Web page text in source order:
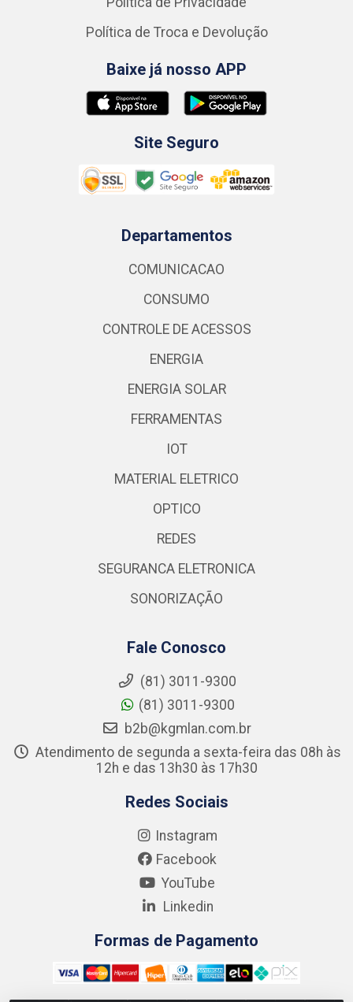
Política de Troca e Devolução
Baixe já nosso APP
Site Seguro
Departamentos
COMUNICACAO
CONSUMO
CONTROLE DE ACESSOS
ENERGIA
ENERGIA SOLAR
FERRAMENTAS
IOT
MATERIAL ELETRICO
OPTICO
REDES
SEGURANCA ELETRONICA
SONORIZAÇÃO
Fale Conosco
(81) 3011-9300
(81) 3011-9300
b2b@kgmlan.com.br
Atendimento de segunda a sexta-feira das 08h às
12h e das 13h30 às 17h30
Redes Sociais
Instagram
Facebook
YouTube
Linkedin
Formas de Pagamento